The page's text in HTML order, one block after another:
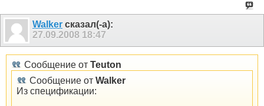
Walker сказал(-а):
27.09.2008 18:47
Сообщение от Teuton
Сообщение от Walker
Из спецификации: